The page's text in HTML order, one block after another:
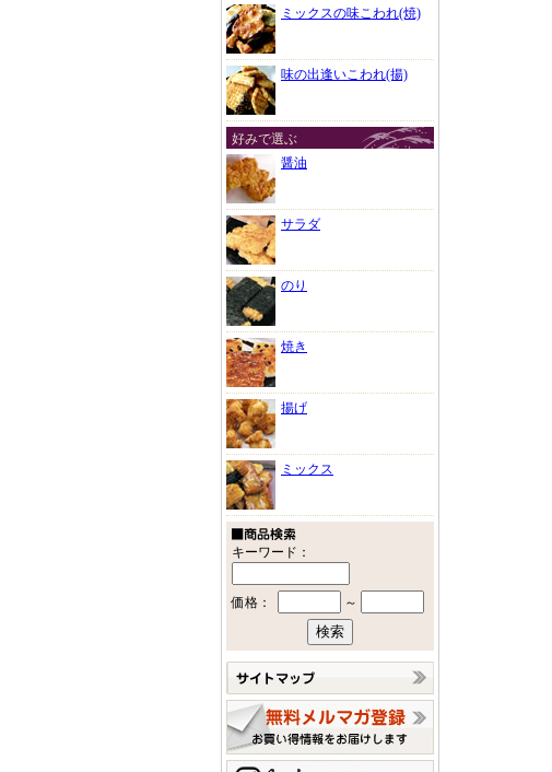
ミックスの味こわれ(焼)
味の出逢いこわれ(揚)
好みで選ぶ
醤油
サラダ
のり
焼き
揚げ
ミックス
キーワード：
価格： ～